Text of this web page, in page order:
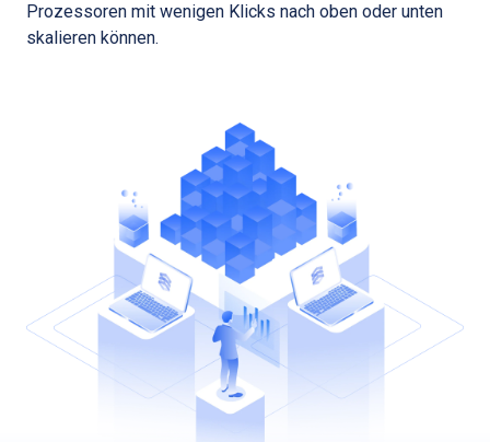
Prozessoren mit wenigen Klicks nach oben oder unten
skalieren können.